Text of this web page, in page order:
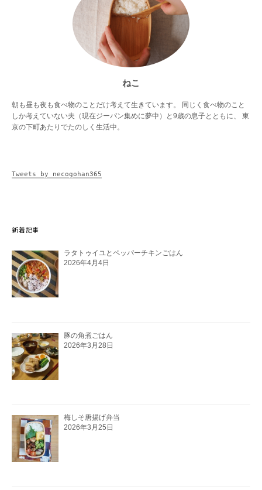
ねこ
朝も昼も夜も食べ物のことだけ考えて生きています。 同じく食べ物のこと
しか考えていない夫（現在ジーパン集めに夢中）と9歳の息子とともに、 東
京の下町あたりでたのしく生活中。
Tweets by necogohan365
新着記事
ラタトゥイユとペッパーチキンごはん
2026年4月4日
豚の角煮ごはん
2026年3月28日
梅しそ唐揚げ弁当
2026年3月25日